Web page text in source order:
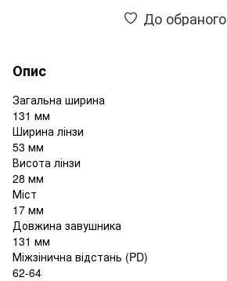
До обраного
Опис
Загальна ширина
131 мм
Ширина лінзи
53 мм
Висота лінзи
28 мм
Міст
17 мм
Довжина завушника
131 мм
Міжзінична відстань (PD)
62-64